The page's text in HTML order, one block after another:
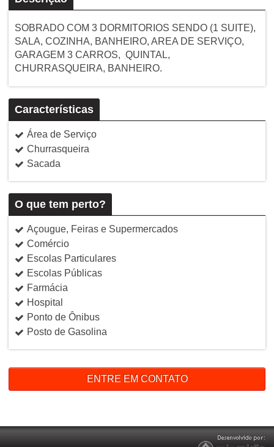
SOBRADO COM 3 DORMITORIOS SENDO (1 SUITE),
SALA, COZINHA, BANHEIRO, AREA DE SERVIÇO,
GARAGEM 3 CARROS, QUINTAL,
CHURRASQUEIRA, BANHEIRO.
Características
Área de Serviço
Churrasqueira
Sacada
O que tem perto?
Açougue, Feiras e Supermercados
Comércio
Escolas Particulares
Escolas Públicas
Farmácia
Hospital
Ponto de Ônibus
Posto de Gasolina
ENTRE EM CONTATO